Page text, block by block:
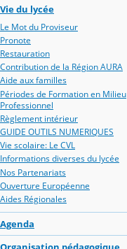
Vie du lycée
Le Mot du Proviseur
Pronote
Restauration
Contribution de la Région AURA
Aide aux familles
Périodes de Formation en Milieu
Professionnel
Règlement intérieur
GUIDE OUTILS NUMERIQUES
Vie scolaire: Le CVL
Informations diverses du lycée
Nos Partenariats
Ouverture Européenne
Aides Régionales
Agenda